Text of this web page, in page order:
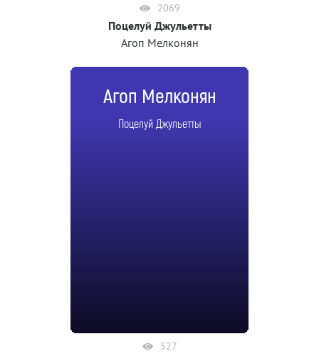
2069
Поцелуй Джульетты
Агоп Мелконян
Агоп Мелконян
Поцелуй Джульетты
527